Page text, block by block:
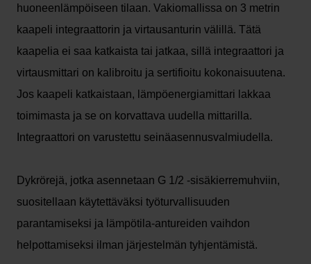
huoneenlämpöiseen tilaan. Vakiomallissa on 3 metrin
kaapeli integraattorin ja virtausanturin välillä. Tätä
kaapelia ei saa katkaista tai jatkaa, sillä integraattori ja
virtausmittari on kalibroitu ja sertifioitu kokonaisuutena.
Jos kaapeli katkaistaan, lämpöenergiamittari lakkaa
toimimasta ja se on korvattava uudella mittarilla.
Integraattori on varustettu seinäasennusvalmiudella.
Dykrörejä, jotka asennetaan G 1/2 -sisäkierremuhviin,
suositellaan käytettäväksi työturvallisuuden
parantamiseksi ja lämpötila-antureiden vaihdon
helpottamiseksi ilman järjestelmän tyhjentämistä.